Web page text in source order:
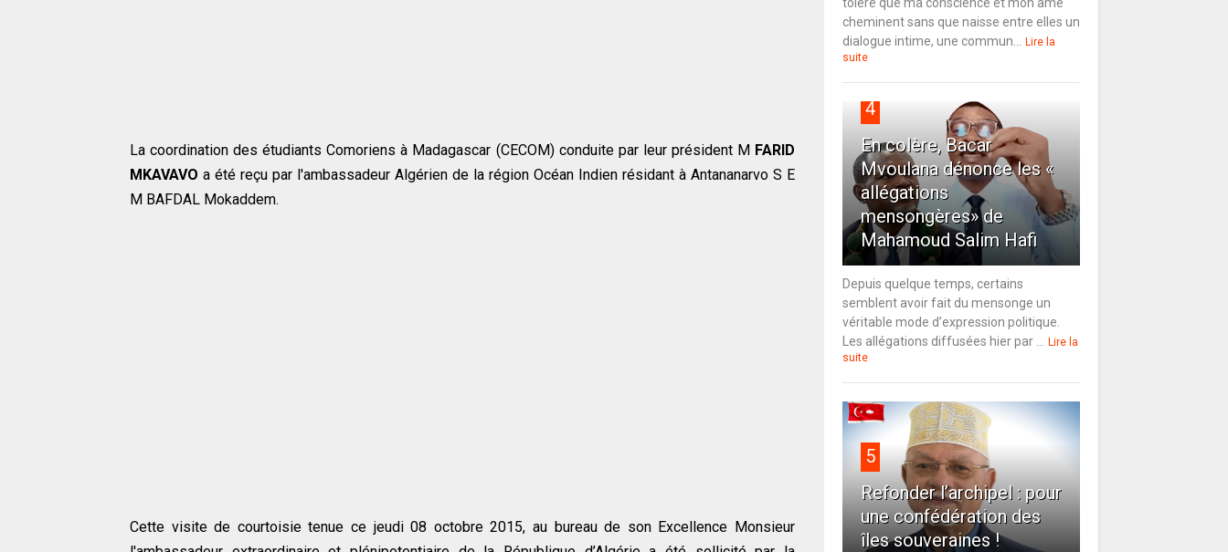
La coordination des étudiants Comoriens à Madagascar (CECOM) conduite par leur président M FARID
MKAVAVO a été reçu par l'ambassadeur Algérien de la région Océan Indien résidant à Antananarvo S E
M BAFDAL Mokaddem.
Cette visite de courtoisie tenue ce jeudi 08 octobre 2015, au bureau de son Excellence Monsieur
cheminent sans que naisse entre elles un
dialogue intime, une commun...
Lire la
suite
4
En colère, Bacar
Mvoulana dénonce les «
allégations
mensongères» de
Mahamoud Salim Hafi
Depuis quelque temps, certains
semblent avoir fait du mensonge un
véritable mode d’expression politique.
Les allégations diffusées hier par ...
Lire la
suite
5
Refonder l’archipel : pour
une confédération des
îles souveraines !